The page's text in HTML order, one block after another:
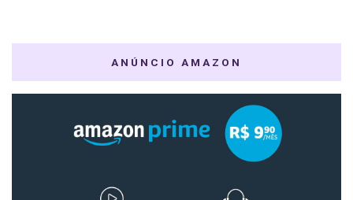
ANÚNCIO AMAZON